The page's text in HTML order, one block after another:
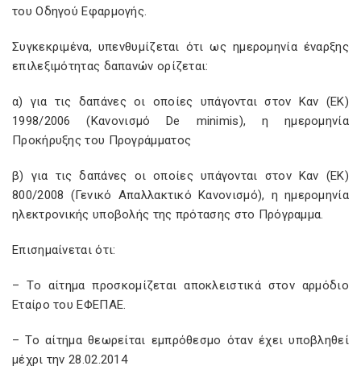
του Οδηγού Εφαρμογής.
Συγκεκριμένα, υπενθυμίζεται ότι ως ημερομηνία έναρξης
επιλεξιμότητας δαπανών ορίζεται:
α) για τις δαπάνες οι οποίες υπάγονται στον Καν (ΕΚ)
1998/2006 (Κανονισμό De minimis), η ημερομηνία
Προκήρυξης του Προγράμματος
β) για τις δαπάνες οι οποίες υπάγονται στον Καν (ΕΚ)
800/2008 (Γενικό Απαλλακτικό Κανονισμό), η ημερομηνία
ηλεκτρονικής υποβολής της πρότασης στο Πρόγραμμα.
Επισημαίνεται ότι:
– Το αίτημα προσκομίζεται αποκλειστικά στον αρμόδιο
Εταίρο του ΕΦΕΠΑΕ.
– Το αίτημα θεωρείται εμπρόθεσμο όταν έχει υποβληθεί
μέχρι την 28.02.2014